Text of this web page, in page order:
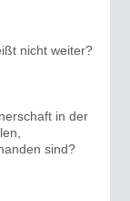
nicht weiter?
in der
sind?